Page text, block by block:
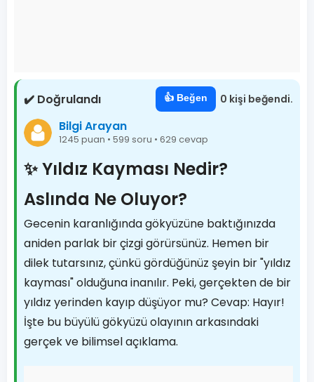
✔️ Doğrulandı 👍 Beğen 0 kişi beğendi.
Bilgi Arayan
1245 puan • 599 soru • 629 cevap
✨ Yıldız Kayması Nedir?
Aslında Ne Oluyor?
Gecenin karanlığında gökyüzüne baktığınızda
aniden parlak bir çizgi görürsünüz. Hemen bir
dilek tutarsınız, çünkü gördüğünüz şeyin bir "yıldız
kayması" olduğuna inanılır. Peki, gerçekten de bir
yıldız yerinden kayıp düşüyor mu? Cevap: Hayır!
İşte bu büyülü gökyüzü olayının arkasındaki
gerçek ve bilimsel açıklama.